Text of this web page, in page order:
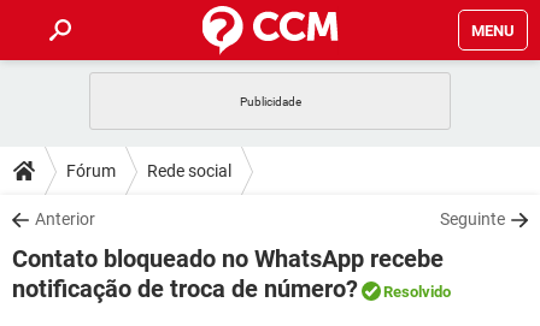
MENU
CELULAR
OUTLOOK
INSTAGRAM GMAIL
GUIA DE COMPRAS
DICAS
JOGOS
OUTLOOK EXCEL
DOWNLOADS
JOGOS WHATSAPP
CELULAR FACEBOOK
FÓRUM
Fórum Rede social
Anterior Seguinte
Contato bloqueado no WhatsApp recebe
notificação de troca de número?
Resolvido